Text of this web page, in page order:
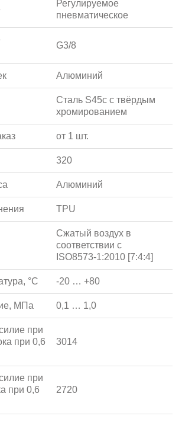
Регулируемое
пневматическое
G3/8
Алюминий
Сталь S45c с твёрдым
хромированием
от 1 шт.
320
Алюминий
TPU
Сжатый воздух в
соответствии с
ISO8573-1:2010 [7:4:4]
°С -20 … +80
МПа 0,1 … 1,0
при
при 0,6
3014
при
при 0,6
2720